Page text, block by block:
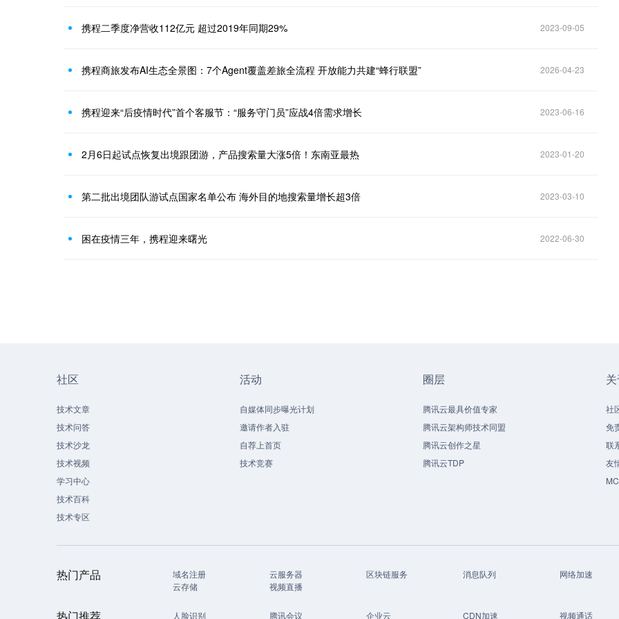
携程二季度净营收112亿元 超过2019年同期29% 2023-09-05
携程商旅发布AI生态全景图：7个Agent覆盖差旅全流程 开放能力共建“蜂行联盟” 2026-04-23
携程迎来“后疫情时代”首个客服节：“服务守门员”应战4倍需求增长 2023-06-16
2月6日起试点恢复出境跟团游，产品搜索量大涨5倍！东南亚最热 2023-01-20
第二批出境团队游试点国家名单公布 海外目的地搜索量增长超3倍 2023-03-10
困在疫情三年，携程迎来曙光 2022-06-30
社区
技术文章
技术问答
技术沙龙
技术视频
学习中心
技术百科
技术专区
活动
自媒体同步曝光计划
邀请作者入驻
自荐上首页
技术竞赛
圈层
腾讯云最具价值专家
腾讯云架构师技术同盟
腾讯云创作之星
腾讯云TDP
社
免
联
友
热门产品 域名注册 云服务器 区块链服务 消息队列
网络加速
云存储
视频直播
热门推荐 人脸识别 腾讯会议 企业云 CDN加速 视频通话